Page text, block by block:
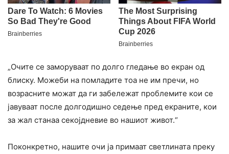
„Очите се замоpyваат по долго гледање во екран од
блиску. Можеби на помладите тоа не им пречи, но
возрасните можат да ги забележат проблемите кои се
јавуваат после долгодишно седење пред екраните, кои
за жал станаа секојдневие во нашиот живот.“
Поконкретно, нашите очи ја примаат светлината преку